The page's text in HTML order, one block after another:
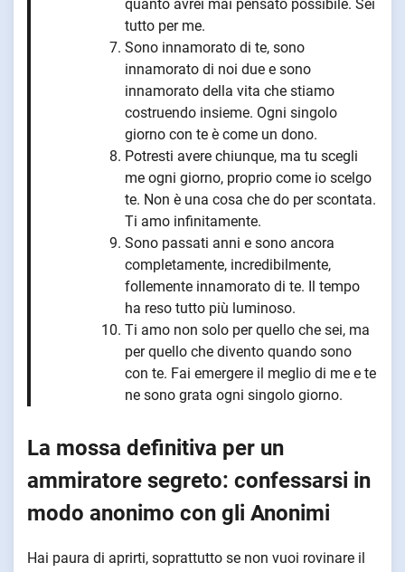
quanto avrei mai pensato possibile. Sei
tutto per me.
Sono innamorato di te, sono
innamorato di noi due e sono
innamorato della vita che stiamo
costruendo insieme. Ogni singolo
giorno con te è come un dono.
Potresti avere chiunque, ma tu scegli
me ogni giorno, proprio come io scelgo
te. Non è una cosa che do per scontata.
Ti amo infinitamente.
Sono passati anni e sono ancora
completamente, incredibilmente,
follemente innamorato di te. Il tempo
ha reso tutto più luminoso.
Ti amo non solo per quello che sei, ma
per quello che divento quando sono
con te. Fai emergere il meglio di me e te
ne sono grata ogni singolo giorno.
La mossa definitiva per un
ammiratore segreto: confessarsi in
modo anonimo con gli Anonimi
Hai paura di aprirti, soprattutto se non vuoi rovinare il